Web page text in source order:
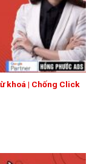
khoá | Chống Click